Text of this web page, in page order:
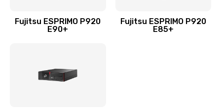
Fujitsu ESPRIMO P920
E90+
Fujitsu ESPRIMO P920
E85+